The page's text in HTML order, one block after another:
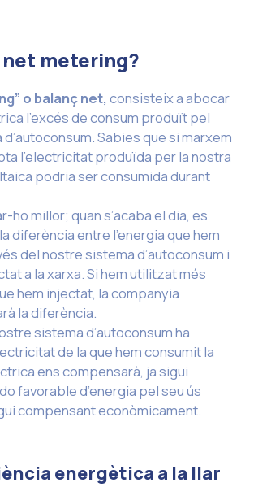
net metering?
o balanç net, consisteix a abocar
l’excés de consum produït pel
Sabies que si marxem
l’electricitat produïda per la nostra
podria ser consumida durant
ho millor; quan s’acaba el dia, es
diferència entre l’energia que hem
del nostre sistema d’autoconsum i
a la xarxa. Si hem utilitzat més
hem injectat, la companyia
la diferència.
sistema d’autoconsum ha
de la que hem consumit la
ens compensarà, ja sigui
favorable d’energia pel seu ús
compensant econòmicament.
energètica a la llar